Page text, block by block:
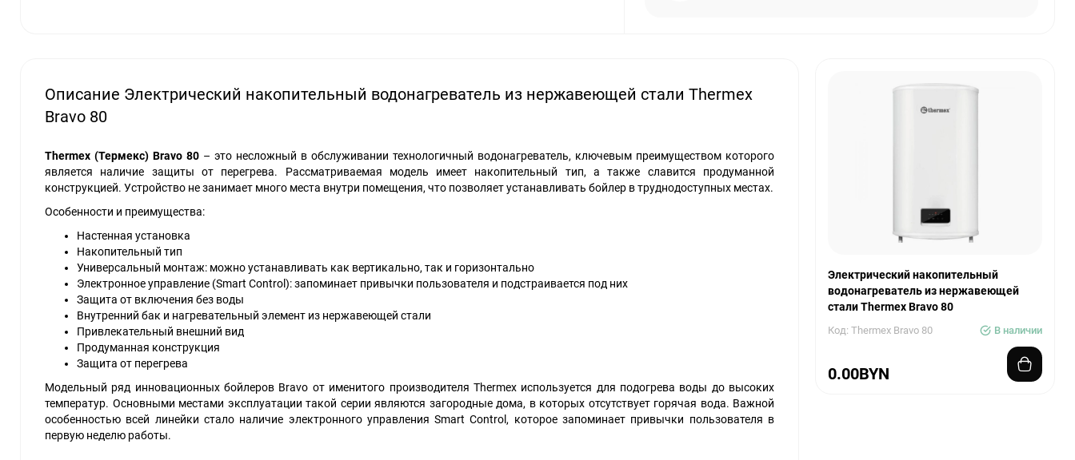
Описание Электрический накопительный водонагреватель из нержавеющей стали Thermex
Bravo 80
Thermex (Термекс) Bravo 80 – это несложный в обслуживании технологичный водонагреватель, ключевым преимуществом которого
является наличие защиты от перегрева. Рассматриваемая модель имеет накопительный тип, а также славится продуманной
конструкцией. Устройство не занимает много места внутри помещения, что позволяет устанавливать бойлер в труднодоступных местах.
Особенности и преимущества:
Настенная установка
Накопительный тип
Универсальный монтаж: можно устанавливать как вертикально, так и горизонтально
Электронное управление (Smart Control): запоминает привычки пользователя и подстраивается под них
Защита от включения без воды
Внутренний бак и нагревательный элемент из нержавеющей стали
Привлекательный внешний вид
Продуманная конструкция
Защита от перегрева
Модельный ряд инновационных бойлеров Bravo от именитого производителя Thermex используется для подогрева воды до высоких
температур. Основными местами эксплуатации такой серии являются загородные дома, в которых отсутствует горячая вода. Важной
особенностью всей линейки стало наличие электронного управления Smart Control, которое запоминает привычки пользователя в
первую неделю работы.
Электрический накопительный
водонагреватель из нержавеющей
стали Thermex Bravo 80
Код: Thermex Bravo 80 В наличии
0.00BYN